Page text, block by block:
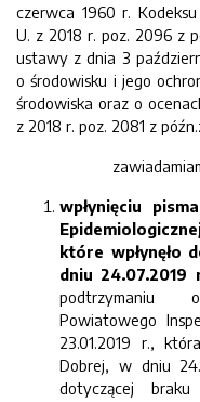
czerwca 1960 r.
U. z 2018 r. poz. 2096 z
ustawy z dnia 3
o środowisku i jego
środowiska oraz o
z 2018 r. poz. 2081 z
wpłynięciu
które wpłynęło
dniu 24.07.2019
podtrzymaniu
Powiatowego
23.01.2019 r.,
Dobrej, w dniu
dotyczącej